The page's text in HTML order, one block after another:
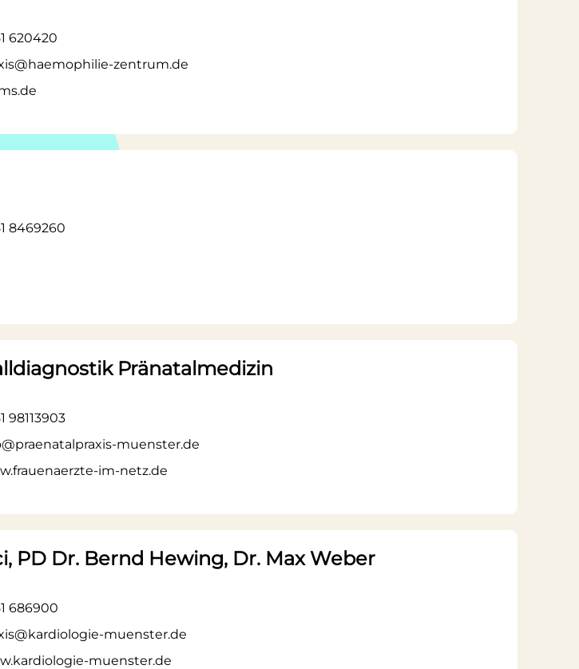
620420
zentrum.de
8469260
Pränatalmedizin
98113903
muenster.de
im-netz.de
PD Dr. Bernd Hewing, Dr. Max Weber
686900
muenster.de
muenster.de